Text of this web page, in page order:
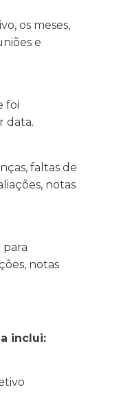
os meses,
e
foi
data.
faltas de
notas
notas
inclui: